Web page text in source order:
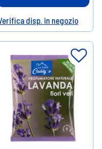
disp. in negozio